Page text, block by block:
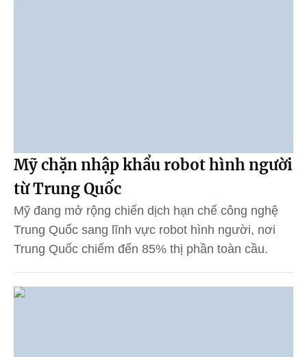
Mỹ chặn nhập khẩu robot hình người
từ Trung Quốc
Mỹ đang mở rộng chiến dịch hạn chế công nghệ
Trung Quốc sang lĩnh vực robot hình người, nơi
Trung Quốc chiếm đến 85% thị phần toàn cầu.